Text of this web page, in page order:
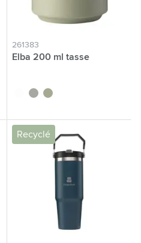
261383
Elba 200 ml tasse
blancgris vert
Recyclé